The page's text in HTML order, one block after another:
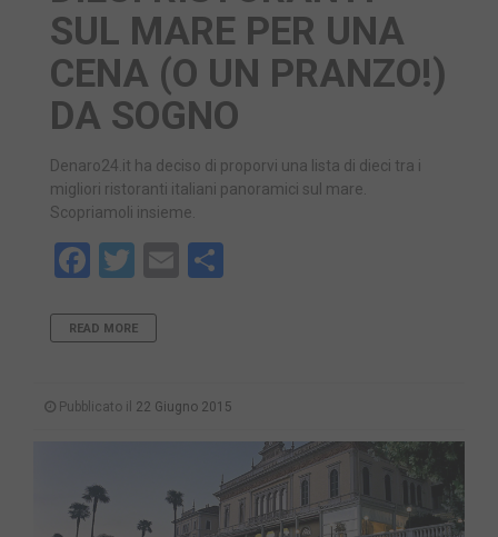
SUL MARE PER UNA
CENA (O UN PRANZO!)
DA SOGNO
Denaro24.it ha deciso di proporvi una lista di dieci tra i
migliori ristoranti italiani panoramici sul mare.
Scopriamoli insieme.
Facebook
Twitter
Email
READ MORE
Pubblicato il 22 Giugno 2015